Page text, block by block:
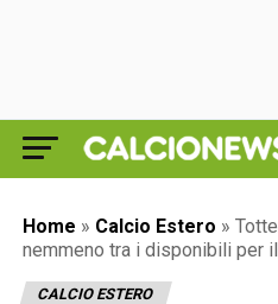
Home » Calcio Estero »
nemmeno tra i disponibili per
CALCIO ESTERO